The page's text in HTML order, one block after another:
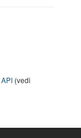
API (vedi